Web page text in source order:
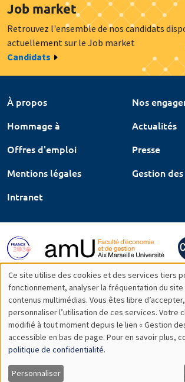
Job market
Retrouvez l'ensemble de nos candidats
actuellement sur le Job market
Candidats
À propos
Nos
Hommage à
Actualités
Offres d'emploi
Presse
Mentions légales
Gestion
Intranet
Utilisation
des
données
personnelles
et
Ce site utilise des cookies et des services tiers
fonctionnement, analyser la fréquentation du
contenus multimédias. Vous êtes libre
personnaliser l’utilisation de ces services. Votre
modifié à tout moment depuis le lien « Gestion
accessible en bas de page. Pour en savoir plus,
politique de confidentialité.
Personnaliser